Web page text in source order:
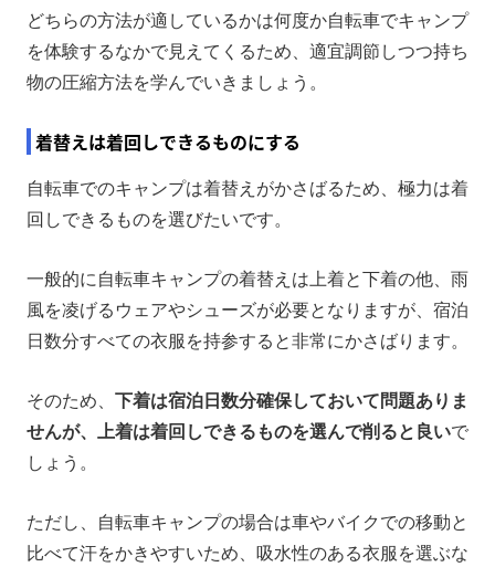
どちらの方法が適しているかは何度か自転車でキャンプ
を体験するなかで見えてくるため、適宜調節しつつ持ち
物の圧縮方法を学んでいきましょう。
着替えは着回しできるものにする
自転車でのキャンプは着替えがかさばるため、極力は着
回しできるものを選びたいです。
一般的に自転車キャンプの着替えは上着と下着の他、雨
風を凌げるウェアやシューズが必要となりますが、宿泊
日数分すべての衣服を持参すると非常にかさばります。
そのため、 下着は宿泊日数分確保しておいて問題ありま
せんが、上着は着回しできるものを選んで削ると良いで
しょう。
ただし、自転車キャンプの場合は車やバイクでの移動と
比べて汗をかきやすいため、吸水性のある衣服を選ぶな